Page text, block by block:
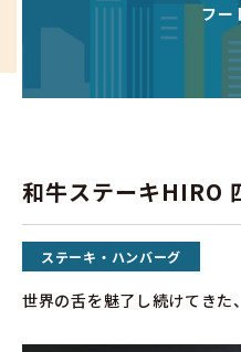
フー
和牛ステーキHIRO
ステーキ・ハンバーグ
世界の舌を魅了し続けてきた